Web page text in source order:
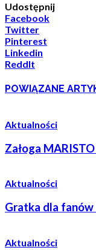
Udostępnij
Facebook
Twitter
Pinterest
Linkedin
ReddIt
POWIĄZANE
Aktualności
Załoga
Aktualności
Gratka dla
Aktualności